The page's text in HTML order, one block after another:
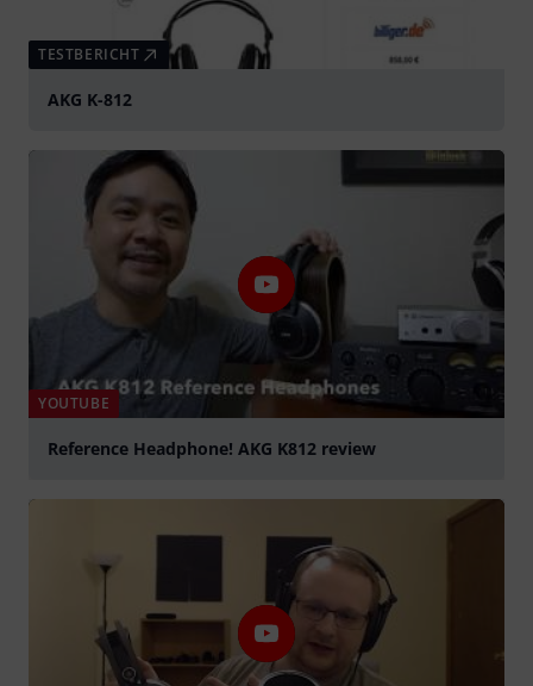
TESTBERICHT
AKG K-812
YOUTUBE
Reference Headphone! AKG K812 review